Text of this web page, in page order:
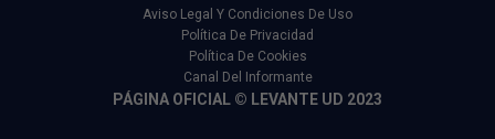
Aviso Legal Y Condiciones De Uso
Política De Privacidad
Política De Cookies
Canal Del Informante
PÁGINA OFICIAL © LEVANTE UD 2023